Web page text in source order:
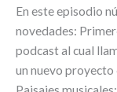
En este episodio
novedades:
podcast al cual
un nuevo